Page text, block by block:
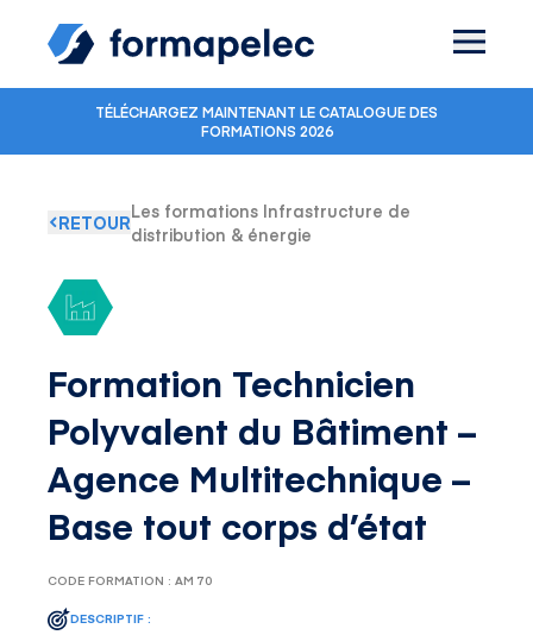
TÉLÉCHARGEZ MAINTENANT LE CATALOGUE DES
FORMATIONS 2026
RETOURLes formations Infrastructure de
distribution & énergie
Formation Technicien
Polyvalent du Bâtiment –
Agence Multitechnique –
Base tout corps d’état
CODE FORMATION : AM 70
DESCRIPTIF :